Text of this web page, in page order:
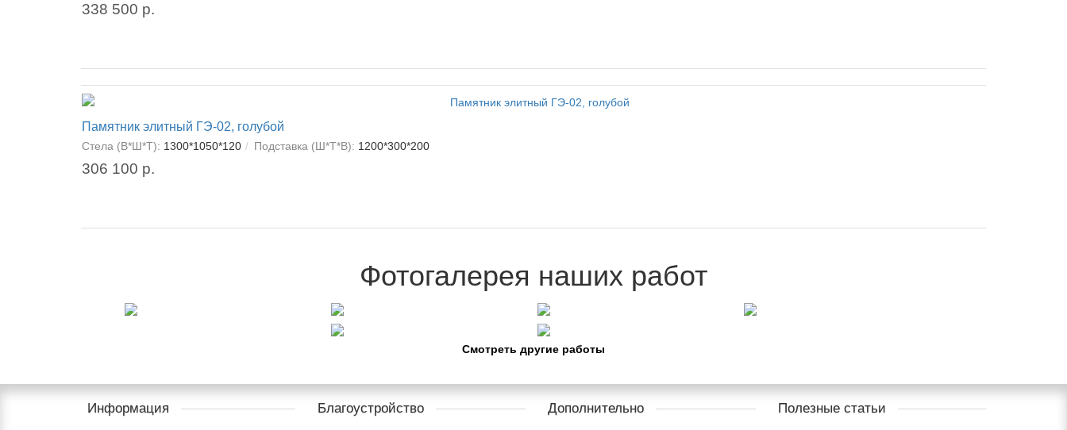
338 500 р.
Памятник элитный ГЭ-02, голубой
Стела (В*Ш*Т): 1300*1050*120 Подставка (Ш*Т*В): 1200*300*200
306 100 р.
Фотогалерея наших работ
Смотреть другие работы
Информация Благоустройство Дополнительно Полезные статьи